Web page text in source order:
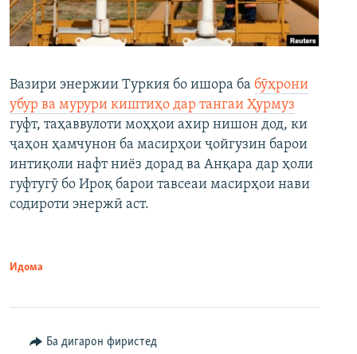
Вазири энержии Туркия бо ишора ба бӯҳрони
убур ва мурури киштиҳо дар тангаи Ҳурмуз
гуфт, таҳаввулоти моҳҳои ахир нишон дод, ки
ҷаҳон ҳамчунон ба масирҳои ҷойгузин барои
интиқоли нафт ниёз дорад ва Анқара дар ҳоли
гуфтугӯ бо Ироқ барои тавсеаи масирҳои нави
содироти энержӣ аст.
Идома
Ба дигарон фиристед